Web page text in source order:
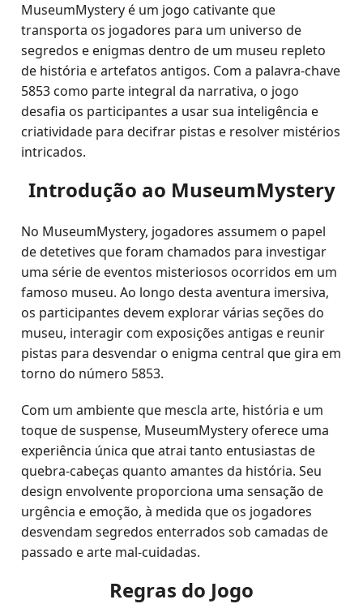
MuseumMystery é um jogo cativante que
transporta os jogadores para um universo de
segredos e enigmas dentro de um museu repleto
de história e artefatos antigos. Com a palavra-chave
5853 como parte integral da narrativa, o jogo
desafia os participantes a usar sua inteligência e
criatividade para decifrar pistas e resolver mistérios
intricados.
Introdução ao MuseumMystery
No MuseumMystery, jogadores assumem o papel
de detetives que foram chamados para investigar
uma série de eventos misteriosos ocorridos em um
famoso museu. Ao longo desta aventura imersiva,
os participantes devem explorar várias seções do
museu, interagir com exposições antigas e reunir
pistas para desvendar o enigma central que gira em
torno do número 5853.
Com um ambiente que mescla arte, história e um
toque de suspense, MuseumMystery oferece uma
experiência única que atrai tanto entusiastas de
quebra-cabeças quanto amantes da história. Seu
design envolvente proporciona uma sensação de
urgência e emoção, à medida que os jogadores
desvendam segredos enterrados sob camadas de
passado e arte mal-cuidadas.
Regras do Jogo